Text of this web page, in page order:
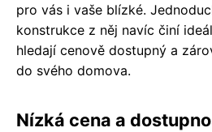
pro vás i vaše blízké.
konstrukce z něj navíc činí
hledají cenově dostupný a
do svého domova.
Nízká cena a